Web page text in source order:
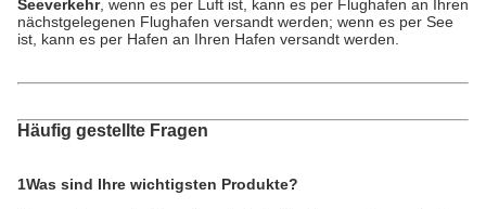
Seeverkehr, wenn es per Luft ist, kann es per Flughafen an Ihren
nächstgelegenen Flughafen versandt werden; wenn es per See
ist, kann es per Hafen an Ihren Hafen versandt werden.
Häufig gestellte Fragen
1Was sind Ihre wichtigsten Produkte?